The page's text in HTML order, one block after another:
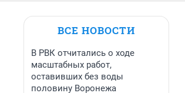
ВСЕ НОВОСТИ
В РВК отчитались о ходе
масштабных работ,
оставивших без воды
половину Воронежа